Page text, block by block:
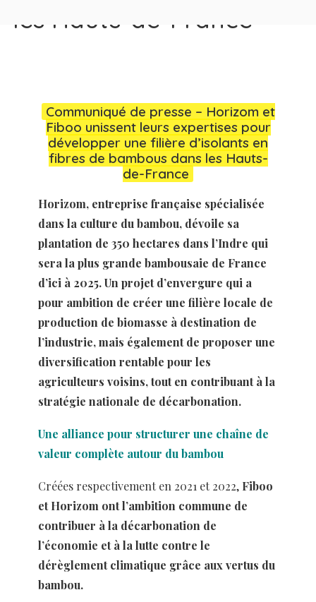
les Hauts-de-France
Communiqué de presse – Horizom et
Fiboo unissent leurs expertises pour
développer une filière d’isolants en
fibres de bambous dans les Hauts-
de-France
Horizom, entreprise française spécialisée
dans la culture du bambou, dévoile sa
plantation de 350 hectares dans l’Indre qui
sera la plus grande bambousaie de France
d’ici à 2025. Un projet d’envergure qui a
pour ambition de créer une filière locale de
production de biomasse à destination de
l’industrie, mais également de proposer une
diversification rentable pour les
agriculteurs voisins, tout en contribuant à la
stratégie nationale de décarbonation.
Une alliance pour structurer une chaîne de
valeur complète autour du bambou
Créées respectivement en 2021 et 2022, Fiboo
et Horizom ont l’ambition commune de
contribuer à la décarbonation de
l’économie et à la lutte contre le
dérèglement climatique grâce aux vertus du
bambou.